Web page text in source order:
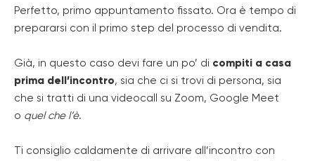
Perfetto, primo appuntamento fissato. Ora è tempo di
prepararsi con il primo step del processo di vendita.
Già, in questo caso devi fare un po’ di compiti a casa
prima dell’incontro, sia che ci si trovi di persona, sia
che si tratti di una videocall su Zoom, Google Meet
o quel che l’è.
Ti consiglio caldamente di arrivare all’incontro con